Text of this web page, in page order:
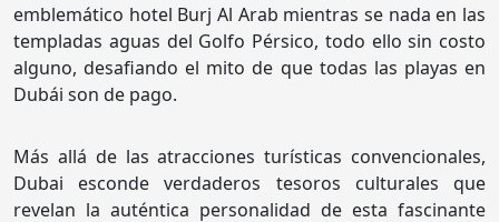
emblemático hotel Burj Al Arab mientras se nada en las
templadas aguas del Golfo Pérsico, todo ello sin costo
alguno, desafiando el mito de que todas las playas en
Dubái son de pago.
Más allá de las atracciones turísticas convencionales,
Dubai esconde verdaderos tesoros culturales que
revelan la auténtica personalidad de esta fascinante